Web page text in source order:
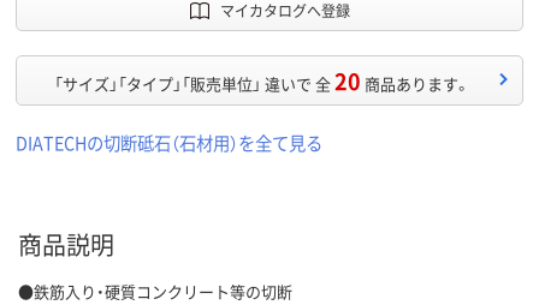
マイカタログへ登録
「サイズ」「タイプ」「販売単位」 違いで 全20 商品あります。
DIATECHの切断砥石（石材用）を全て見る
商品説明
●鉄筋入り・硬質コンクリート等の切断